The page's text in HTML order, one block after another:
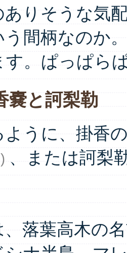
ありそうな気
う間柄なのか
す。ぱっぱら
嚢と訶梨勒
ように、掛香
、または訶梨
落葉高木の